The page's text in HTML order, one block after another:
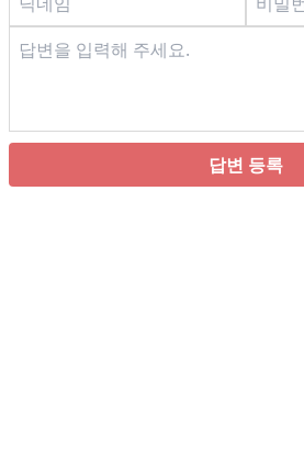
답변 등록